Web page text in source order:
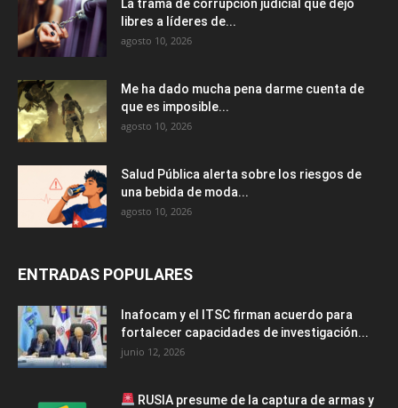
La trama de corrupción judicial que dejó
libres a líderes de...
agosto 10, 2026
Me ha dado mucha pena darme cuenta de
que es imposible...
agosto 10, 2026
Salud Pública alerta sobre los riesgos de
una bebida de moda...
agosto 10, 2026
ENTRADAS POPULARES
Inafocam y el ITSC firman acuerdo para
fortalecer capacidades de investigación...
junio 12, 2026
RUSIA presume de la captura de armas y